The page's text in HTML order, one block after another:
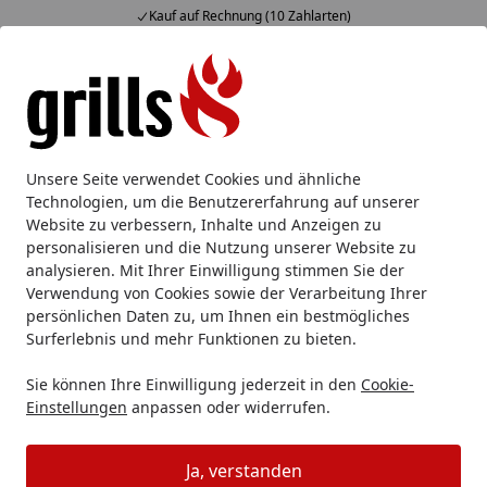
Unsere Seite verwendet Cookies und ähnliche
Technologien, um die Benutzererfahrung auf unserer
Website zu verbessern, Inhalte und Anzeigen zu
personalisieren und die Nutzung unserer Website zu
analysieren. Mit Ihrer Einwilligung stimmen Sie der
Verwendung von Cookies sowie der Verarbeitung Ihrer
persönlichen Daten zu, um Ihnen ein bestmögliches
Surferlebnis und mehr Funktionen zu bieten.
Sie können Ihre Einwilligung jederzeit in den Cookie-
Einstellungen anpassen oder widerrufen.
Ja, verstanden
Fachberatung & individuelle Angebote
Alle Produkte
Mein Konto
Suchen
Grillbuch
Startseite